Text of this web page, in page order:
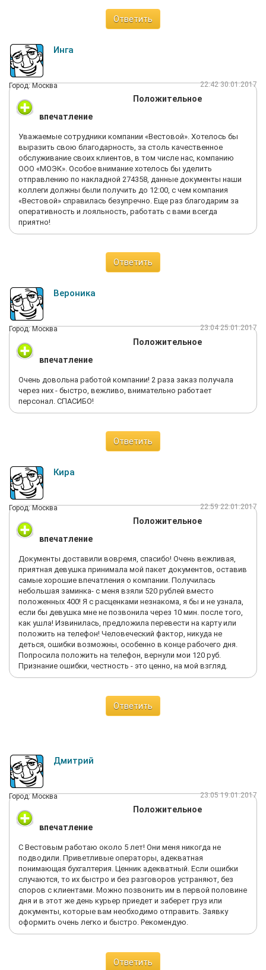
Ответить
Инга
Город: Москва 22:42 30.01.2017
Положительное
впечатление
Уважаемые сотрудники компании «Вестовой». Хотелось бы
выразить свою благодарность, за столь качественное
обслуживание своих клиентов, в том числе нас, компанию
ООО «МОЭК». Особое внимание хотелось бы уделить
отправлению по накладной 274358, данные документы наши
коллеги должны были получить до 12:00, с чем компания
«Вестовой» справилась безупречно. Еще раз благодарим за
оперативность и лояльность, работать с вами всегда
приятно!
Ответить
Вероника
Город: Москва 23:04 25.01.2017
Положительное
впечатление
Очень довольна работой компании! 2 раза заказ получала
через них - быстро, вежливо, внимательно работает
персонал. СПАСИБО!
Ответить
Кира
Город: Москва 22:59 22.01.2017
Положительное
впечатление
Документы доставили вовремя, спасибо! Очень вежливая,
приятная девушка принимала мой пакет документов, оставив
самые хорошие впечатления о компании. Получилась
небольшая заминка- с меня взяли 520 рублей вместо
положенных 400! Я с расценками незнакома, я бы и не узнала,
если бы девушка мне не позвонила через 10 мин. после того,
как ушла! Извинилась, предложила перевести на карту или
положить на телефон! Человеческий фактор, никуда не
деться, ошибки возможны, особенно в конце рабочего дня.
Попросила положить на телефон, вернули мои 120 руб.
Признание ошибки, честность - это ценно, на мой взгляд.
Ответить
Дмитрий
Город: Москва 23:05 19.01.2017
Положительное
впечатление
С Вестовым работаю около 5 лет! Они меня никогда не
подводили. Приветливые операторы, адекватная
понимающая бухгалтерия. Ценник адекватный. Если ошибки
случаются, то их быстро и без разговоров устраняют, без
споров с клиентами. Можно позвонить им в первой половине
дня и в этот же день курьер приедет и заберет груз или
документы, которые вам необходимо отправить. Заявку
оформить очень легко и быстро. Рекомендую.
Ответить